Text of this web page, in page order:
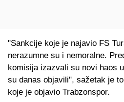
"Sankcije koje je najavio FS
nerazumne su i nemoralne.
komisija izazvali su novi haos
su danas objavili", sažetak je
koje je objavio Trabzonspor.